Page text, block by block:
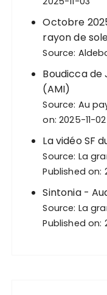
Octobre
rayon de
Source:
Boudicca
(AMI)
Source: Au
on: 2025-11-02
La vidéo SF
Source: La
Published on:
Sintonia -
Source: La
Published on: